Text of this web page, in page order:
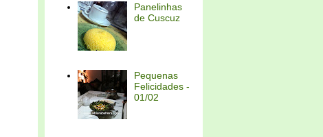
Panelinhas
de Cuscuz
Pequenas
Felicidades -
01/02